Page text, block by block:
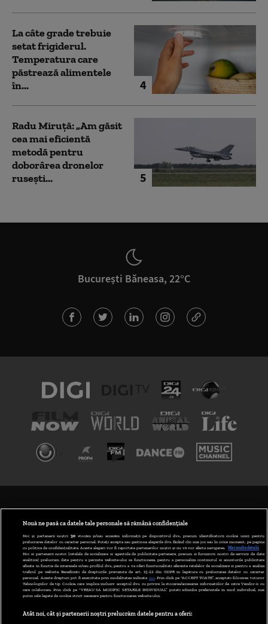
4
La câte grade trebuie
setat frigiderul.
Temperatura care
păstrează alimentele
în...
5
Radu Miruță: „Am găsit
cea mai eficientă
metodă pentru
doborârea dronelor
rusești...
București Băneasa, 22°C
ABONARE DIGI TV
GESTIONAȚI PREFERINȚELE
CODUL DIGI24
CAMERE WEB
CONTACT/INFO
Nouă ne pasă ca datele tale personale să rămână confidențiale
Noi și partenerii noștri 30stocăm și/sau accesăm informații pe dispozitivul dvs., precum identificatorii cookie unici pentru
prelucrarea datelor cu caracter personal. Puteți accepta sau gestiona alegerile dvs. făcând clic mai jos sau în orice moment, pe pagina
cu politica de confidențialitate. Aceste alegeri vor fi raportate partenerilor noștri și nu vă vor afecta navigarea.
Mai multe detalii
Noi si partenerii nostri (retelele de socializare si agentiile de publicitate partenere, precum si furnizorii nostri de servicii de date
analitice) prelucram date pentru a permite website-ului sa functioneze, pentru a personaliza continutul si anunturile publicitare
afisate in functie de interesele si/sau profilul dvs., pentru a va oferi functionalitati aferente retelelor de socializare si pentru a analiza
traficul pe website. Beneficiati de drepturile prevazute de art. 15-22 din GDPR in legatura cu prelucrarea datelor cu caracter
personal. Aceste drepturi pot fi exercitate prin modalitatea indicata aici. Prin click pe “ACCEPT TOATE”, acceptati folosirea tuturor
Tehnologiilor de tip Cookie, care implica inclusiv acceptul dvs. cu privire la stocarea/accesarea informatiilor de catre Vendor-ii cu
care colaboram. Prin click pe “VREAU SA MODIFIC SETARILE INDIVIDUAL” puteti schimba preferintele in mod individual, mai
putin cele legate de cookie strict necesare pentru functionarea website-ului.
Atât noi, cât și partenerii noștri prelucrăm datele pentru a oferi: